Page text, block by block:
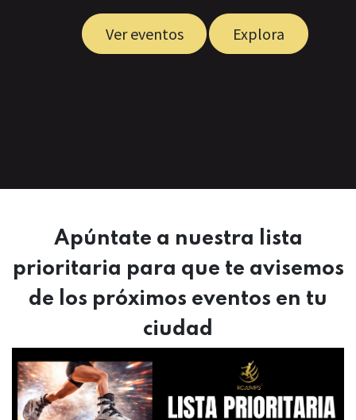
Ver eventos Explora
Apúntate a nuestra lista
prioritaria para que te avisemos
de los próximos eventos en tu
ciudad​